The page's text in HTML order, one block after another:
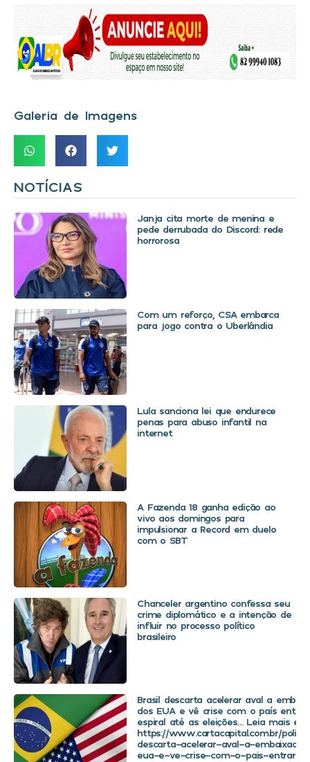
Galeria de Imagens
NOTÍCIAS
Janja cita morte de menina e
pede derrubada do Discord: rede
horrorosa
Com um reforço, CSA embarca
para jogo contra o Uberlândia
Lula sanciona lei que endurece
penas para abuso infantil na
internet
A Fazenda 18 ganha edição ao
vivo aos domingos para
impulsionar a Record em duelo
com o SBT
Chanceler argentino confessa seu
crime diplomático e a intenção de
influir no processo político
brasileiro
Brasil descarta acelerar aval a
dos EUA e vê crise com o país
espiral até as eleições… Leia mais em
https://www.cartacapital.com.br/
descarta-acelerar-aval-a-
eua-e-ve-crise-com-o-pais-entrar-